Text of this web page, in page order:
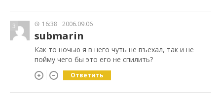
3 16:38 2006.09.06
submarin
Как то ночью я в него чуть не въехал, так и не
пойму чего бы это его не спилить?
Ответить